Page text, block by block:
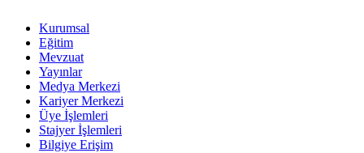
Kurumsal
Eğitim
Mevzuat
Yayınlar
Medya Merkezi
Kariyer Merkezi
Üye İşlemleri
Stajyer İşlemleri
Bilgiye Erişim